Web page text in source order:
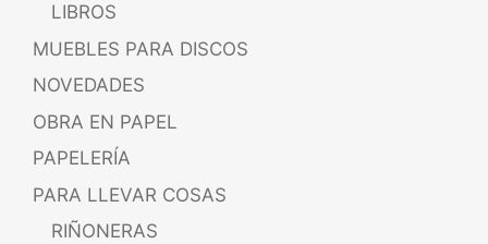
LIBROS
MUEBLES PARA DISCOS
NOVEDADES
OBRA EN PAPEL
PAPELERÍA
PARA LLEVAR COSAS
RIÑONERAS